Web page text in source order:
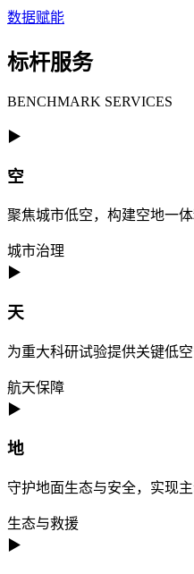
数据赋能
标杆服务
BENCHMARK SERVICES
▶
空
聚焦城市低空，构建空地一
城市治理
▶
天
为重大科研试验提供关键低
航天保障
▶
地
守护地面生态与安全，实现
生态与救援
▶